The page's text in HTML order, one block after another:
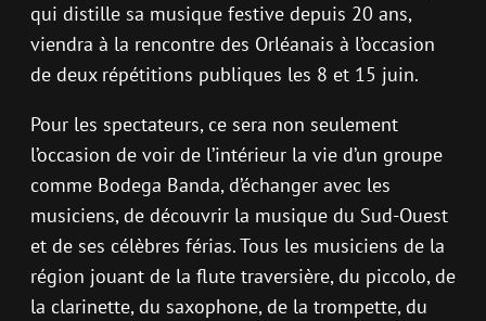
qui distille sa musique festive depuis 20 ans,
viendra à la rencontre des Orléanais à l’occasion
de deux répétitions publiques les 8 et 15 juin.
Pour les spectateurs, ce sera non seulement
l’occasion de voir de l’intérieur la vie d’un groupe
comme Bodega Banda, d’échanger avec les
musiciens, de découvrir la musique du Sud-Ouest
et de ses célèbres férias. Tous les musiciens de la
région jouant de la flute traversière, du piccolo, de
la clarinette, du saxophone, de la trompette, du